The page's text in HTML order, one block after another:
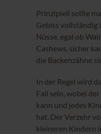
Prinzipiell sollte
Gebiss vollständig
Nüsse, egal ob
Cashews, sicher
die Backenzähne
In der Regel wird
Fall sein, wobei
kann und jedes
hat. Der Verzehr
kleineren Kindern